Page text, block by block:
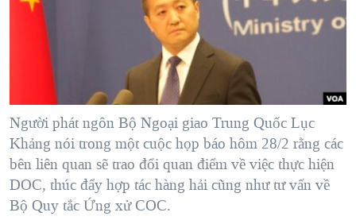
NGƯỜI VIỆT HẢI NGOẠI
ĐỜI SỐNG
KINH TẾ
KHOA HỌC
SỨC KHOẺ
VĂN HOÁ
THỂ THAO
GIÁO DỤC
TẠI
HÀNH TRÌNH BẦU CỬ 2024
MỘT NĂM CHIẾN TRANH TẠI DẢI GAZA
GIẢI MÃ VÀNH ĐAI & CON ĐƯỜNG
NGÀY TỊ NẠN THẾ GIỚI
TRỊNH VĨNH BÌNH - NGƯỜI HẠ 'BÊN THẮNG CUỘC'
GROUND ZERO – XƯA VÀ NAY
CHI PHÍ CHIẾN TRANH AFGHANISTAN
VIDEO
MẠNG XÃ HỘI
Ngôn ngữ khác
Người phát ngôn Bộ Ngoại giao Trung Quốc Lục
Khảng nói trong một cuộc họp báo hôm 28/2 rằng các
bên liên quan sẽ trao đổi quan điểm về việc thực hiện
DOC, thúc đẩy hợp tác hàng hải cũng như tư vấn về
Bộ Quy tắc Ứng xử COC.